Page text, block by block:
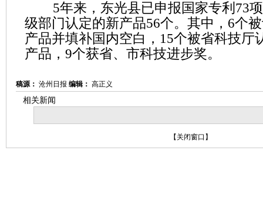
5年来，东光县已申报国家专利73项
级部门认定的新产品56个。其中，6个
产品并填补国内空白，15个被省科技厅
产品，9个获省、市科技进步奖。
稿源： 沧州日报 编辑： 高正义
相关新闻
【 关闭窗口 】